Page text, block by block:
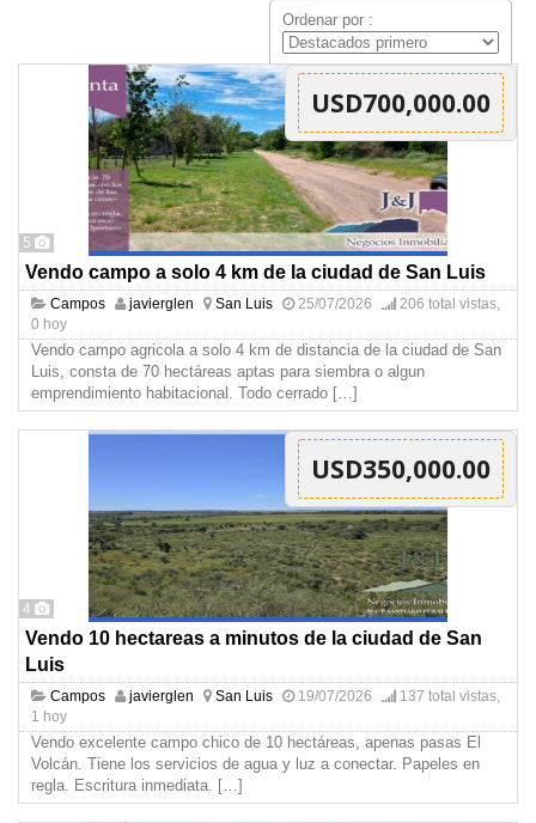
Ordenar por :
5
USD700,000.00
Vendo campo a solo 4 km de la ciudad de San Luis
Campos javierglen San Luis 25/07/2026
206 total vistas,
0 hoy
Vendo campo agricola a solo 4 km de distancia de la ciudad de San
Luis, consta de 70 hectáreas aptas para siembra o algun
emprendimiento habitacional. Todo cerrado […]
4
USD350,000.00
Vendo 10 hectareas a minutos de la ciudad de San
Luis
Campos javierglen San Luis 19/07/2026
137 total vistas,
1 hoy
Vendo excelente campo chico de 10 hectáreas, apenas pasas El
Volcán. Tiene los servicios de agua y luz a conectar. Papeles en
regla. Escritura inmediata. […]